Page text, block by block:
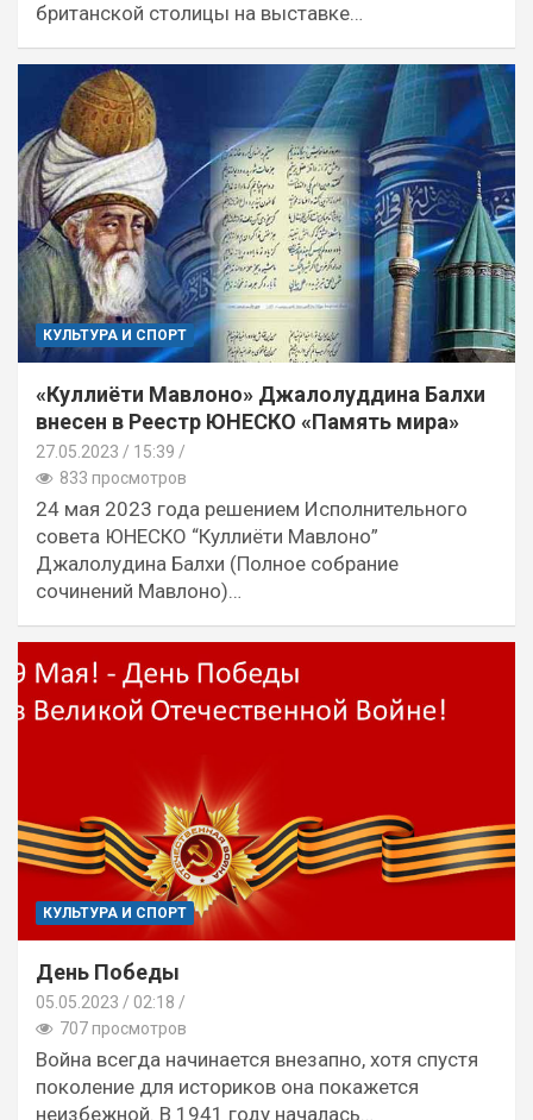
британской столицы на выставке…
КУЛЬТУРА И СПОРТ
«Куллиёти Мавлоно» Джалолуддина Балхи
внесен в Реестр ЮНЕСКО «Память мира»
27.05.2023
15:39 /
833 просмотров
24 мая 2023 года решением Исполнительного
совета ЮНЕСКО “Куллиёти Мавлоно”
Джалолудина Балхи (Полное собрание
сочинений Мавлоно)…
КУЛЬТУРА И СПОРТ
День Победы
05.05.2023
02:18 /
707 просмотров
Война всегда начинается внезапно, хотя спустя
поколение для историков она покажется
неизбежной. В 1941 году началась…